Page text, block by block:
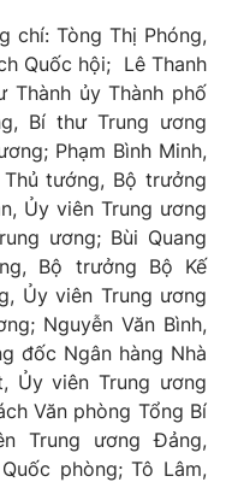
chí: Tòng Thị Phóng,
Quốc hội; Lê Thanh
Thành ủy Thành phố
Bí thư Trung ương
Phạm Bình Minh,
tướng, Bộ trưởng
Ủy viên Trung ương
ương; Bùi Quang
Bộ trưởng Bộ Kế
Ủy viên Trung ương
Nguyễn Văn Bình,
đốc Ngân hàng Nhà
Ủy viên Trung ương
Văn phòng Tổng Bí
Trung ương Đảng,
phòng; Tô Lâm,